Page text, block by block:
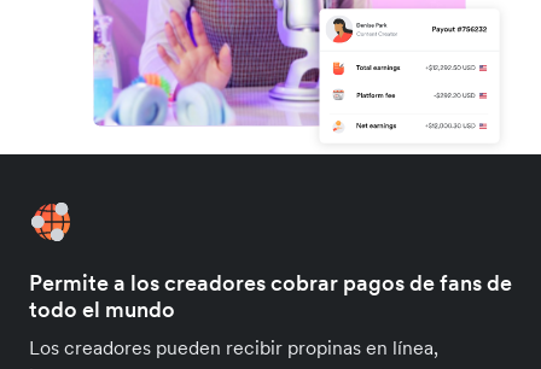
Permite a los creadores cobrar pagos de fans de
todo el mundo
Los creadores pueden recibir propinas en línea,